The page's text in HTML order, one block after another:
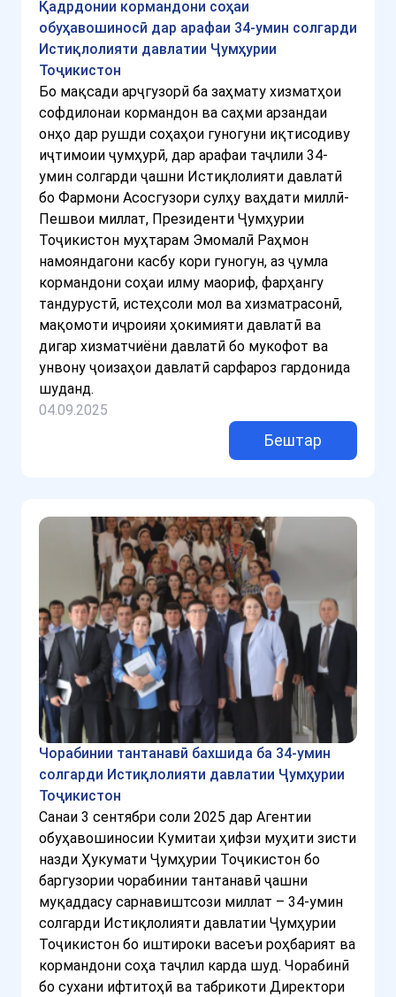
Қадрдонии кормандони соҳаи
обуҳавошиносӣ дар арафаи 34-умин солгарди
Истиқлолияти давлатии Ҷумҳурии
Тоҷикистон
Бо мақсади арҷгузорӣ ба заҳмату хизматҳои
софдилонаи кормандон ва саҳми арзандаи
онҳо дар рушди соҳаҳои гуногуни иқтисодиву
иҷтимоии ҷумҳурӣ, дар арафаи таҷлили 34-
умин солгарди ҷашни Истиқлолияти давлатӣ
бо Фармони Асосгузори сулҳу ваҳдати миллӣ-
Пешвои миллат, Президенти Ҷумҳурии
Тоҷикистон муҳтарам Эмомалӣ Раҳмон
намояндагони касбу кори гуногун, аз ҷумла
кормандони соҳаи илму маориф, фарҳангу
тандурустӣ, истеҳсоли мол ва хизматрасонӣ,
мақомоти иҷроияи ҳокимияти давлатӣ ва
дигар хизматчиёни давлатӣ бо мукофот ва
унвону ҷоизаҳои давлатӣ сарфароз гардонида
шуданд.
04.09.2025
Бештар
Чорабинии тантанавӣ бахшида ба 34-умин
солгарди Истиқлолияти давлатии Ҷумҳурии
Тоҷикистон
Санаи 3 сентябри соли 2025 дар Агентии
обуҳавошиносии Кумитаи ҳифзи муҳити зисти
назди Ҳукумати Ҷумҳурии Тоҷикистон бо
баргузории чорабинии тантанавӣ ҷашни
муқаддасу сарнавиштсози миллат – 34-умин
солгарди Истиқлолияти давлатии Ҷумҳурии
Тоҷикистон бо иштироки васеъи роҳбарият ва
кормандони соҳа таҷлил карда шуд. Чорабинӣ
бо сухани ифтитоҳӣ ва табрикоти Директори